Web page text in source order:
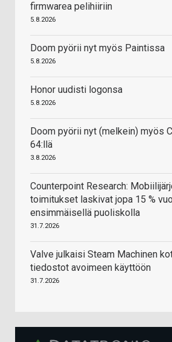
firmwarea pelihiiriin
5.8.2026
Doom pyörii nyt myös Paintissa
5.8.2026
Honor uudisti logonsa
5.8.2026
Doom pyörii nyt (melkein) myös
64:llä
3.8.2026
Counterpoint Research:
toimitukset laskivat jopa 15 %
ensimmäisellä puoliskolla
31.7.2026
Valve julkaisi Steam Machinen
tiedostot avoimeen käyttöön
31.7.2026